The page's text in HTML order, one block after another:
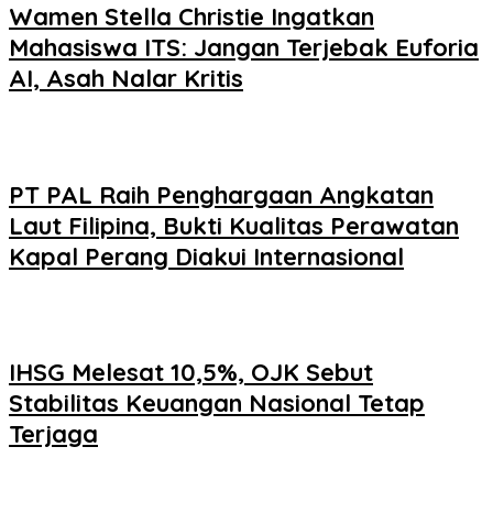
Wamen Stella Christie Ingatkan
Mahasiswa ITS: Jangan Terjebak Euforia
AI, Asah Nalar Kritis
PT PAL Raih Penghargaan Angkatan
Laut Filipina, Bukti Kualitas Perawatan
Kapal Perang Diakui Internasional
IHSG Melesat 10,5%, OJK Sebut
Stabilitas Keuangan Nasional Tetap
Terjaga